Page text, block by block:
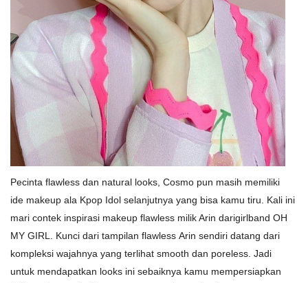
Pecinta flawless dan natural looks, Cosmo pun masih memiliki
ide makeup ala Kpop Idol selanjutnya yang bisa kamu tiru. Kali ini
mari contek inspirasi makeup flawless milik Arin darigirlband OH
MY GIRL. Kunci dari tampilan flawless Arin sendiri datang dari
kompleksi wajahnya yang terlihat smooth dan poreless. Jadi
untuk mendapatkan looks ini sebaiknya kamu mempersiapkan